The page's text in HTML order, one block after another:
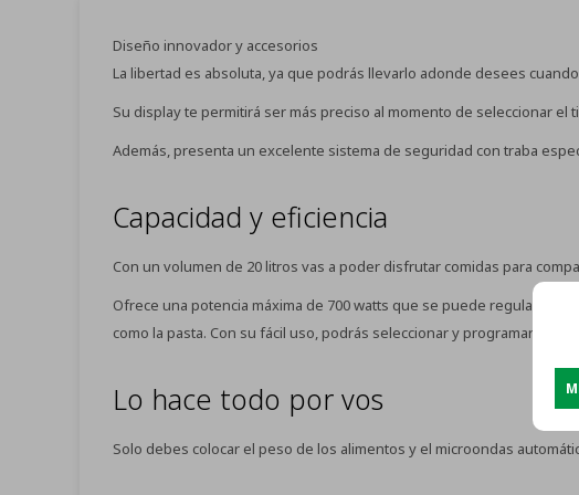
Diseño innovador y accesorios
La libertad es absoluta, ya que podrás llevarlo adonde desees
Su display te permitirá ser más preciso al momento de seleccionar el
Además, presenta un excelente sistema de seguridad con traba
Capacidad y eficiencia
Con un volumen de 20 litros vas a poder disfrutar comidas para
Ofrece una potencia máxima de 700 watts que se puede regular en
como la pasta. Con su fácil uso, podrás seleccionar y programar de
Lo hace todo por vos
Solo debes colocar el peso de los alimentos y el microondas